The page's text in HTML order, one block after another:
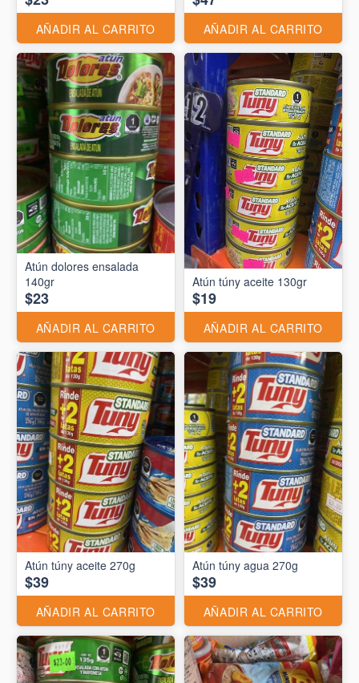
AÑADIR AL CARRITO AÑADIR AL CARRITO
Atún dolores ensalada
140gr
$23
AÑADIR AL CARRITO
Atún túny aceite 130gr
$19
AÑADIR AL CARRITO
Atún túny aceite 270g
$39
AÑADIR AL CARRITO
Atún túny agua 270g
$39
AÑADIR AL CARRITO